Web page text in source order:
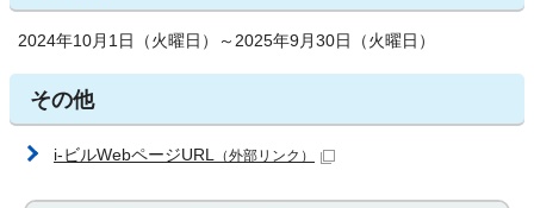
2024年10月1日（火曜日）～2025年9月30日（火曜日）
その他
i-ビルWebページURL （外部リンク）